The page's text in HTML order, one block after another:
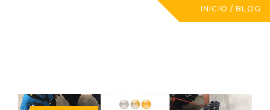
INICIO / BLOG